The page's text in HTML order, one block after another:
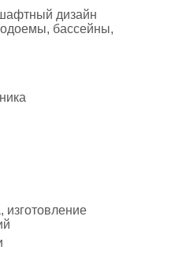
дизайн
бассейны,
изготовление